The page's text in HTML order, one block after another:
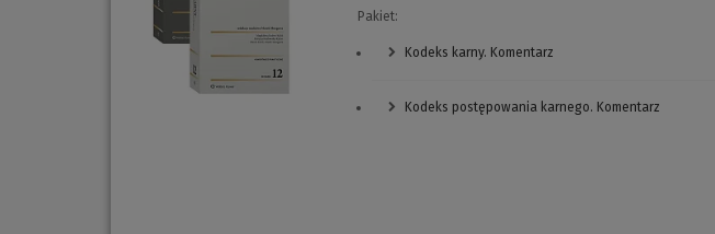
Pakiet:
Kodeks karny. Komentarz
Kodeks postępowania karnego. Komentarz